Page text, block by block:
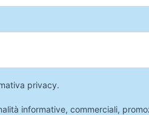
privacy.
informative, commerciali,